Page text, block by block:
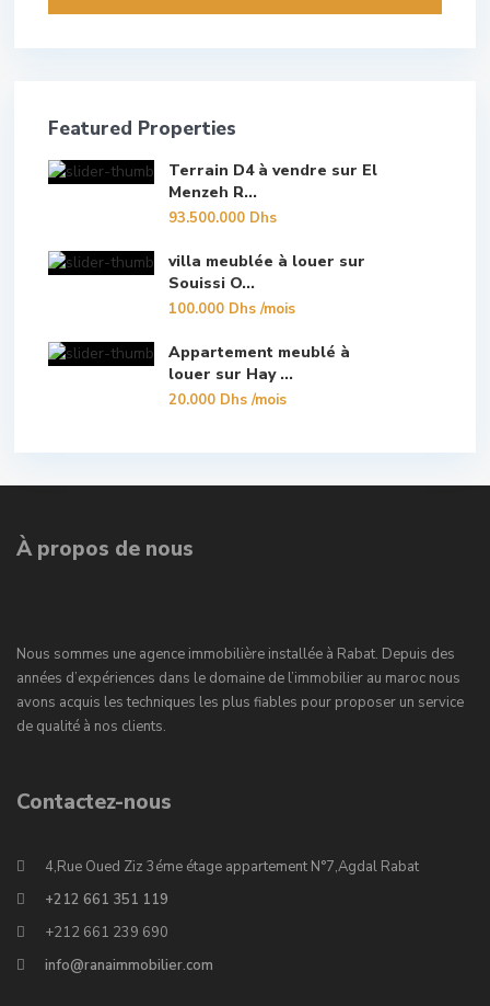
Featured Properties
Terrain D4 à vendre sur El
Menzeh R...
93.500.000 Dhs
villa meublée à louer sur
Souissi O...
100.000 Dhs/mois
Appartement meublé à
louer sur Hay ...
20.000 Dhs/mois
À propos de nous
Nous sommes une agence immobilière installée à Rabat. Depuis des
années d’expériences dans le domaine de l’immobilier au maroc nous
avons acquis les techniques les plus fiables pour proposer un service
de qualité à nos clients.
Contactez-nous
4,Rue Oued Ziz 3éme étage appartement N°7,Agdal Rabat
+212 661 351 119
+212 661 239 690
info@ranaimmobilier.com